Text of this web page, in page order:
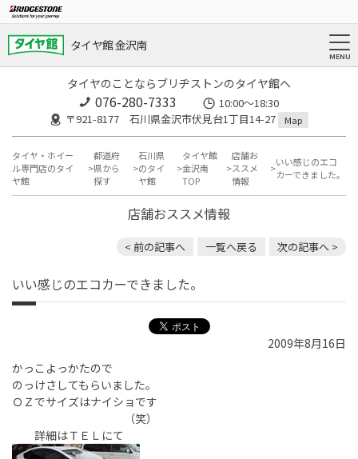
タイヤ館 金沢南
タイヤのことならブリヂストンのタイヤ館へ
076-280-7333
10:00～18:30
〒921-8177 石川県金沢市伏見台1丁目14-27
Map
タイヤ・ホイー
ル専門店のタイ
ヤ館
都道府
県から
探す
石川県
のタイ
ヤ館
タイヤ館
金沢南
TOP
店舗お
ススメ
情報
いい感じのエコ
カーできました。
店舗おススメ情報
< 前の記事へ 一覧へ戻る 次の記事へ >
いい感じのエコカーできました。
2009年8月16日
かっこよっかたので
のっけさしてもらいました。
ＯＺでサイズはナイショです
（笑）
詳細はＴＥＬにて